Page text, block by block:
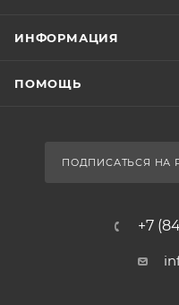
ИНФОРМАЦИЯ
ПОМОЩЬ
ПОДПИСАТЬСЯ НА
+7